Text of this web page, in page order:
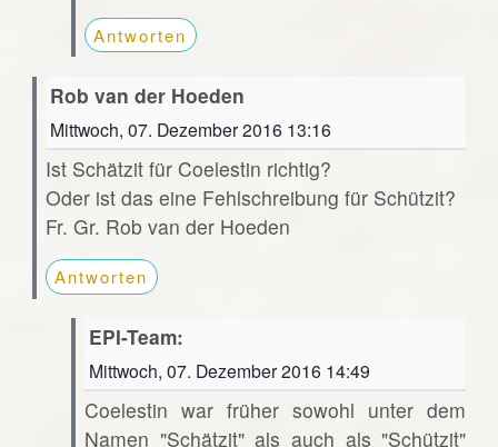
Antworten
Rob van der Hoeden
Mittwoch, 07. Dezember 2016 13:16
Ist Schätzit für Coelestin richtig?
Oder ist das eine Fehlschreibung für Schützit?
Fr. Gr. Rob van der Hoeden
Antworten
EPI-Team:
Mittwoch, 07. Dezember 2016 14:49
Coelestin war früher sowohl unter dem
Namen "Schätzit" als auch als "Schützit"